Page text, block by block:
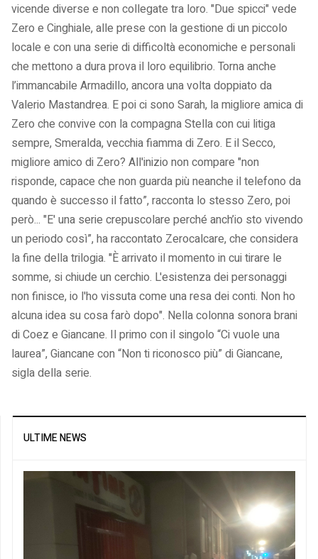
vicende diverse e non collegate tra loro. "Due spicci" vede
Zero e Cinghiale, alle prese con la gestione di un piccolo
locale e con una serie di difficoltà economiche e personali
che mettono a dura prova il loro equilibrio. Torna anche
l’immancabile Armadillo, ancora una volta doppiato da
Valerio Mastandrea. E poi ci sono Sarah, la migliore amica di
Zero che convive con la compagna Stella con cui litiga
sempre, Smeralda, vecchia fiamma di Zero. E il Secco,
migliore amico di Zero? All'inizio non compare "non
risponde, capace che non guarda più neanche il telefono da
quando è successo il fatto”, racconta lo stesso Zero, poi
però... "E' una serie crepuscolare perché anch’io sto vivendo
un periodo così”, ha raccontato Zerocalcare, che considera
la fine della trilogia. "È arrivato il momento in cui tirare le
somme, si chiude un cerchio. L'esistenza dei personaggi
non finisce, io l'ho vissuta come una resa dei conti. Non ho
alcuna idea su cosa farò dopo". Nella colonna sonora brani
di Coez e Giancane. Il primo con il singolo “Ci vuole una
laurea”, Giancane con “Non ti riconosco più” di Giancane,
sigla della serie.
ULTIME NEWS